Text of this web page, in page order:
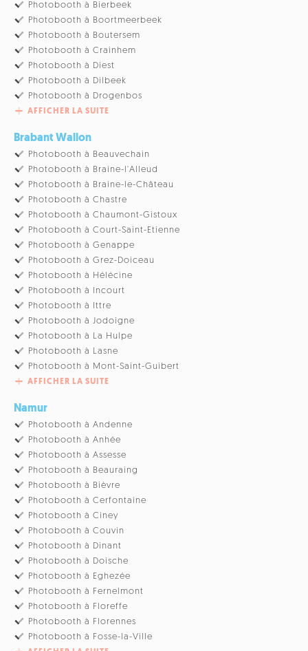
Photobooth à Bierbeek
Photobooth à Boortmeerbeek
Photobooth à Boutersem
Photobooth à Crainhem
Photobooth à Diest
Photobooth à Dilbeek
Photobooth à Drogenbos
AFFICHER LA SUITE
Brabant Wallon
Photobooth à Beauvechain
Photobooth à Braine-l'Alleud
Photobooth à Braine-le-Château
Photobooth à Chastre
Photobooth à Chaumont-Gistoux
Photobooth à Court-Saint-Etienne
Photobooth à Genappe
Photobooth à Grez-Doiceau
Photobooth à Hélécine
Photobooth à Incourt
Photobooth à Ittre
Photobooth à Jodoigne
Photobooth à La Hulpe
Photobooth à Lasne
Photobooth à Mont-Saint-Guibert
AFFICHER LA SUITE
Namur
Photobooth à Andenne
Photobooth à Anhée
Photobooth à Assesse
Photobooth à Beauraing
Photobooth à Bièvre
Photobooth à Cerfontaine
Photobooth à Ciney
Photobooth à Couvin
Photobooth à Dinant
Photobooth à Doische
Photobooth à Eghezée
Photobooth à Fernelmont
Photobooth à Floreffe
Photobooth à Florennes
Photobooth à Fosse-la-Ville